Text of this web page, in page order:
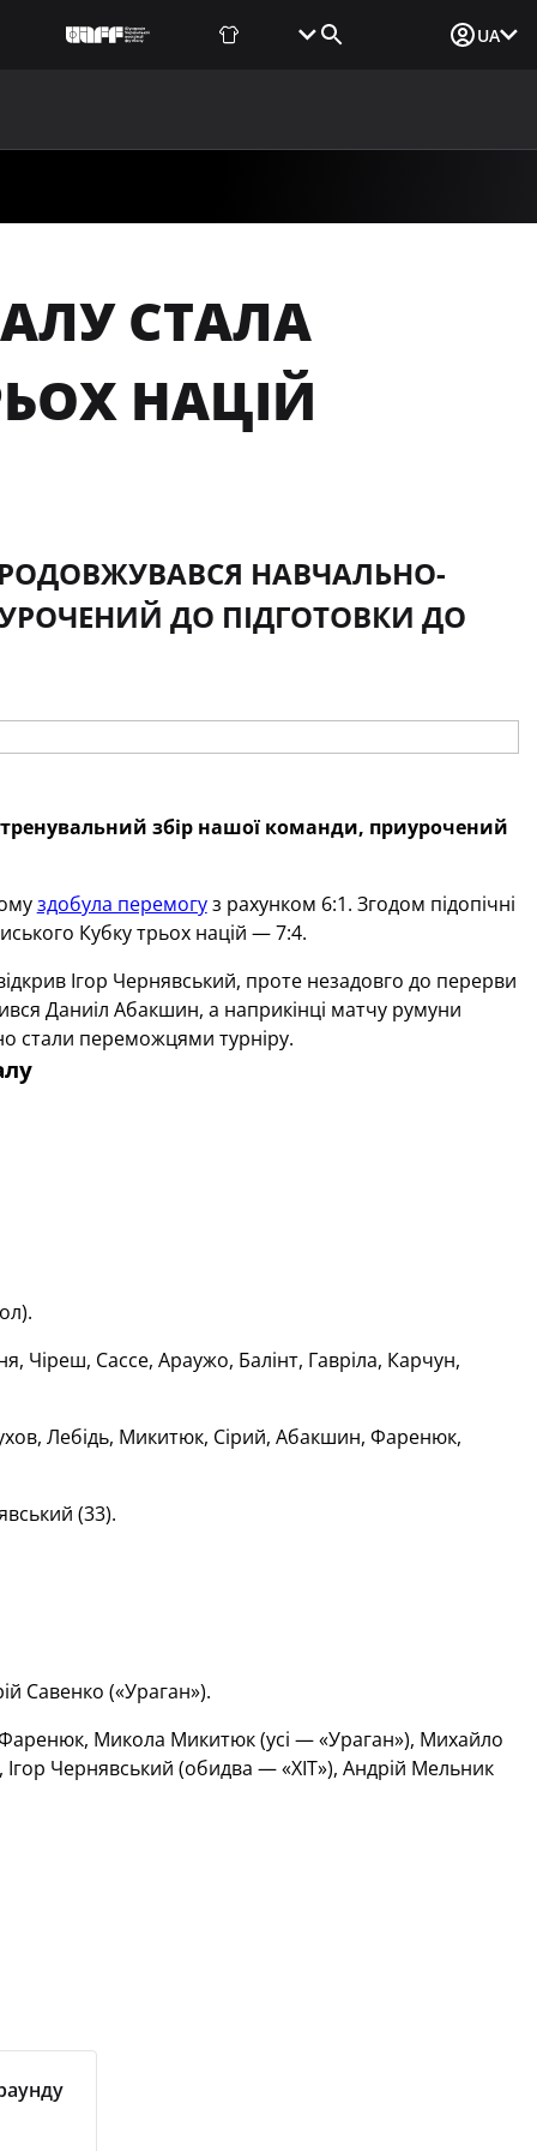
UA
СТАЛА
НАЦІЙ
НАВЧАЛЬНО-
ДО ПІДГОТОВКИ ДО
збір нашої команди, приурочений
здобула перемогуз рахунком 6:1. Згодом підопічні
Кубку трьох націй — 7:4.
Ігор Чернявський, проте незадовго до перерви
Даниіл Абакшин, а наприкінці матчу румуни
стали переможцями турніру.
Чіреш, Сассе, Араужо, Балінт, Гавріла, Карчун,
Лебідь, Микитюк, Сірий, Абакшин, Фаренюк,
(33).
Савенко («Ураган»).
Микола Микитюк (усі — «Ураган»), Михайло
Чернявський (обидва — «ХІТ»), Андрій Мельник